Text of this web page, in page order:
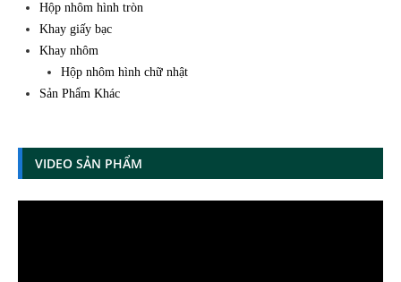
Hộp nhôm hình tròn
Khay giấy bạc
Khay nhôm
Hộp nhôm hình chữ nhật
Sản Phẩm Khác
VIDEO SẢN PHẨM